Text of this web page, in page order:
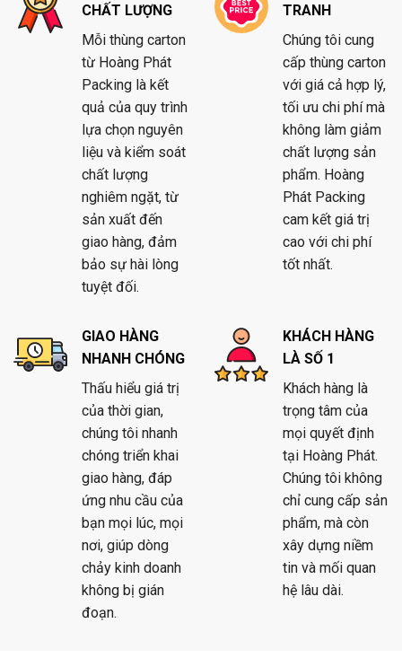
CHẤT LƯỢNG
Mỗi thùng carton
từ Hoàng Phát
Packing là kết
quả của quy trình
lựa chọn nguyên
liệu và kiểm soát
chất lượng
nghiêm ngặt, từ
sản xuất đến
giao hàng, đảm
bảo sự hài lòng
tuyệt đối.
TRANH
Chúng tôi cung
cấp thùng carton
với giá cả hợp lý,
tối ưu chi phí mà
không làm giảm
chất lượng sản
phẩm. Hoàng
Phát Packing
cam kết giá trị
cao với chi phí
tốt nhất.
GIAO HÀNG
NHANH CHÓNG
Thấu hiểu giá trị
của thời gian,
chúng tôi nhanh
chóng triển khai
giao hàng, đáp
ứng nhu cầu của
bạn mọi lúc, mọi
nơi, giúp dòng
chảy kinh doanh
không bị gián
đoạn.
KHÁCH HÀNG
LÀ SỐ 1
Khách hàng là
trọng tâm của
mọi quyết định
tại Hoàng Phát.
Chúng tôi không
chỉ cung cấp sản
phẩm, mà còn
xây dựng niềm
tin và mối quan
hệ lâu dài.